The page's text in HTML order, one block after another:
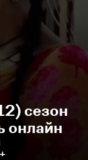
сезон
онлайн